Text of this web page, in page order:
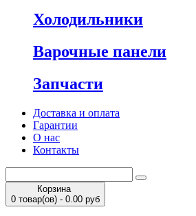
Холодильники
Варочные панели
Запчасти
Доставка и оплата
Гарантии
О нас
Контакты
Корзина
0 товар(ов) - 0.00 руб